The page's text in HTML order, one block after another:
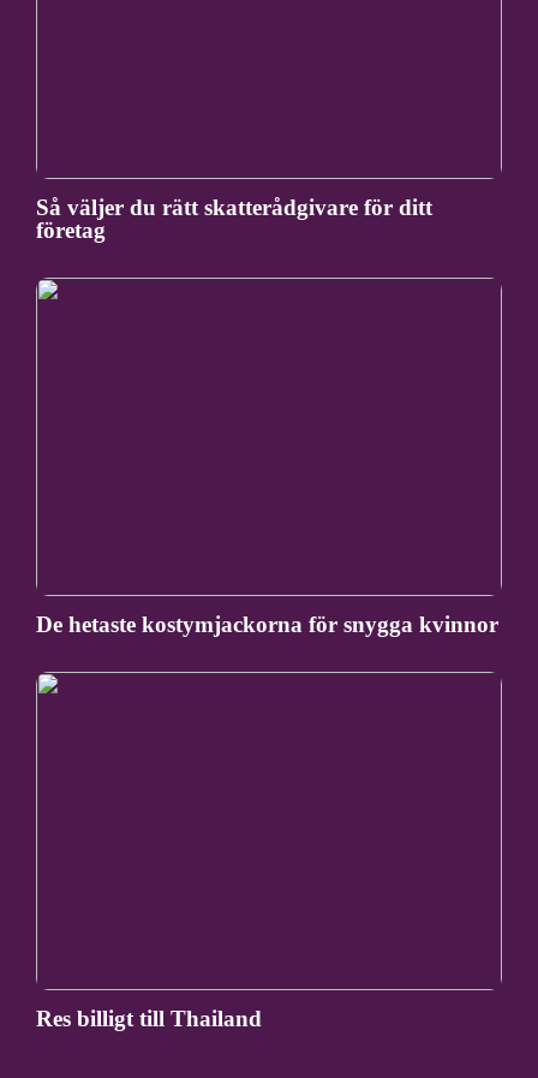
Så väljer du rätt skatterådgivare för ditt
företag
De hetaste kostymjackorna för snygga kvinnor
Res billigt till Thailand